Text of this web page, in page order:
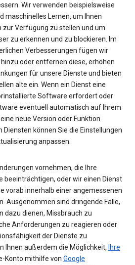
Wir verwenden beispielsweise
maschinelles Lernen, um Ihnen
Verfügung zu stellen und um
zu erkennen und zu blockieren. Im
Verbesserungen fügen wir
oder entfernen diese, erhöhen
für unsere Dienste und bieten
alte ein. Wenn ein Dienst eine
Software erfordert oder
eventuell automatisch auf Ihrem
neue Version oder Funktion
Diensten können Sie die Einstellungen
anpassen.
vornehmen, die Ihre
beeinträchtigen, oder wir einen Dienst
vorab innerhalb einer angemessenen
Ausgenommen sind dringende Fälle,
dazu dienen, Missbrauch zu
Anforderungen zu reagieren oder
der Dienste zu
Ihnen außerdem die Möglichkeit, Ihre
Konto mithilfe von Google